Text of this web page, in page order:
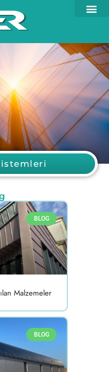
BLOG
Malzemeler
BLOG